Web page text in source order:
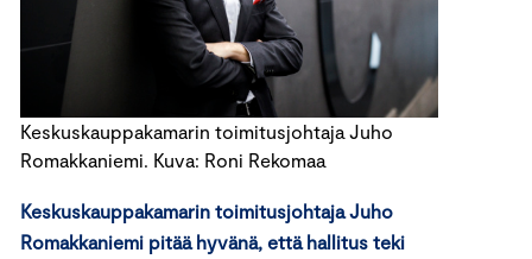
Keskuskauppakamarin toimitusjohtaja Juho
Romakkaniemi. Kuva: Roni Rekomaa
Keskuskauppakamarin toimitusjohtaja Juho
Romakkaniemi pitää hyvänä, että hallitus teki